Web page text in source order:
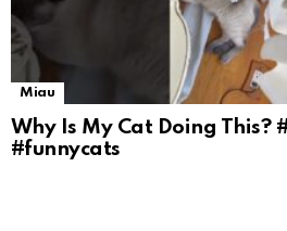
Miau
Why Is My Cat Doing This?
#funnycats